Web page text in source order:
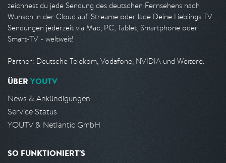
zeichnest du jede Sendung des deutschen Fernsehens nach
Wunsch in der Cloud auf. Streame oder lade Deine Lieblings TV
Sendungen jederzeit via Mac, PC, Tablet, Smartphone oder
Smart-TV - weltweit!
Partner: Deutsche Telekom, Vodafone, NVIDIA und Weitere.
ÜBER YOUTV
News & Ankündigungen
Service Status
YOUTV & Netlantic GmbH
SO FUNKTIONIERT'S